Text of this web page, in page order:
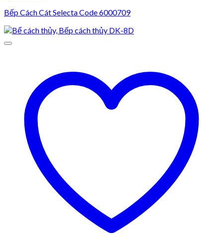
Bếp Cách Cát Selecta Code 6000709